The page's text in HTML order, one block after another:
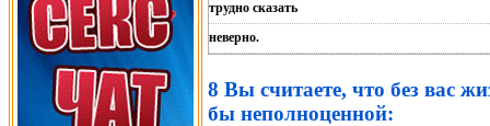
трудно сказать
неверно.
8 Вы считаете, что без вас
бы неполноценной: